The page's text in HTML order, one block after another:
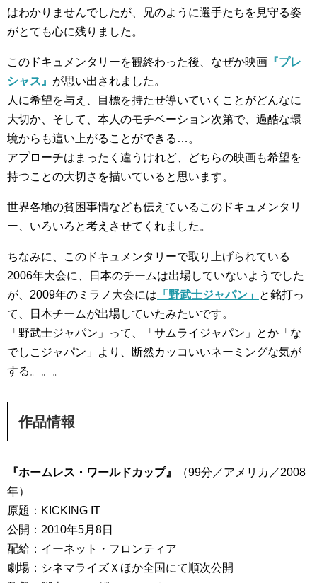
はわかりませんでしたが、兄のように選手たちを見守る姿
がとても心に残りました。
このドキュメンタリーを観終わった後、なぜか映画 『プレ
シャス』 が思い出されました。
人に希望を与え、目標を持たせ導いていくことがどんなに
大切か、そして、本人のモチベーション次第で、過酷な環
境からも這い上がることができる…。
アプローチはまったく違うけれど、どちらの映画も希望を
持つことの大切さを描いていると思います。
世界各地の貧困事情なども伝えているこのドキュメンタリ
ー、いろいろと考えさせてくれました。
ちなみに、このドキュメンタリーで取り上げられている
2006年大会に、日本のチームは出場していないようでした
が、2009年のミラノ大会には 「野武士ジャパン」 と銘打っ
て、日本チームが出場していたみたいです。
「野武士ジャパン」って、「サムライジャパン」とか「な
でしこジャパン」より、断然カッコいいネーミングな気が
する。。。
作品情報
『ホームレス・ワールドカップ』
（99分／アメリカ／2008
年）
原題：KICKING IT
公開：2010年5月8日
配給：イーネット・フロンティア
劇場：シネマライズＸほか全国にて順次公開